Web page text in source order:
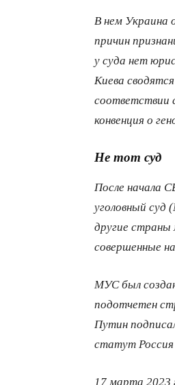
В нем Украина
причин
у суда нет
Киева
соответствии
конвенция о
Не тот суд
После начала
уголовный
другие страны
совершенные
МУС был
подотчетен
Путин
статут
17 марта 2023